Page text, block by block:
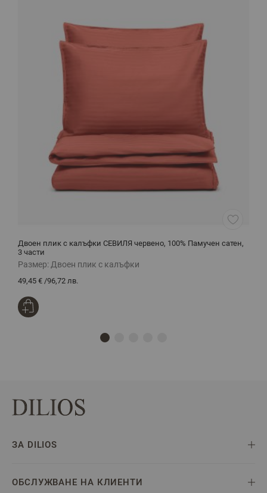
Двоен плик с калъфки СЕВИЛЯ червено, 100% Памучен сатен,
3 части
Размер: Двоен плик с калъфки
49,45 € /96,72 лв.
ЗА DILIOS
ОБСЛУЖВАНЕ НА КЛИЕНТИ